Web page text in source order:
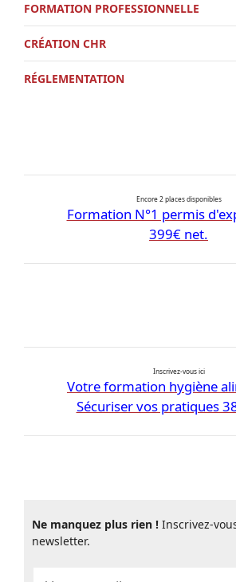
FORMATION PROFESSIONNELLE
CRÉATION CHR
RÉGLEMENTATION
Encore 2 places disponibles
Formation N°1 permis
399€ net.
Inscrivez-vous ici
Votre formation hygiène
Sécuriser vos pratiques
Ne manquez plus rien ! Inscrivez-
newsletter.